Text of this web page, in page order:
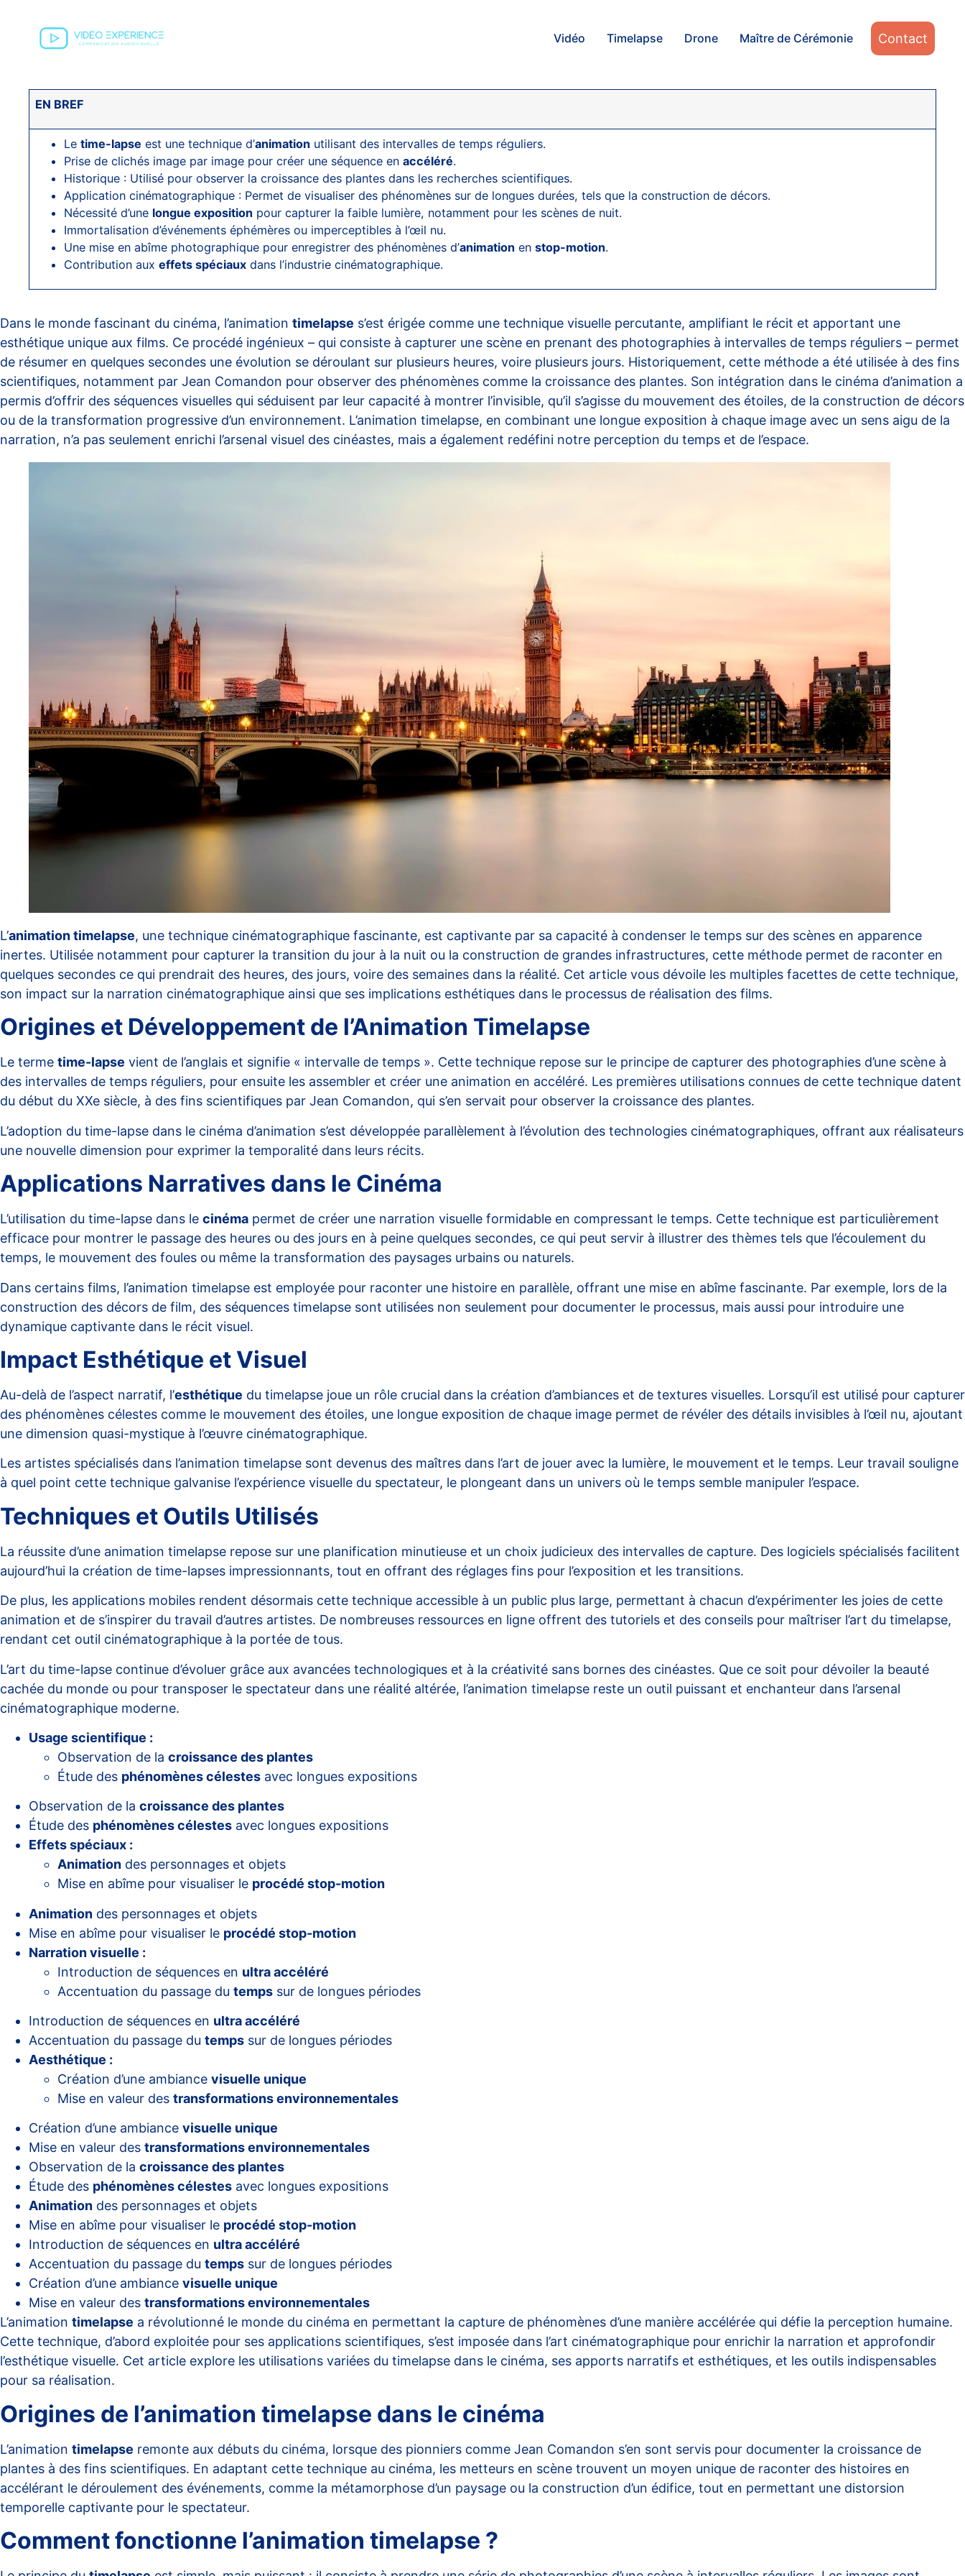
Vidéo Timelapse Drone Maître de Cérémonie Contact
EN BREF
Letime-lapse est une technique d’animation utilisant des intervalles de temps réguliers.
Prise de clichés image par image pour créer une séquence enaccéléré.
Historique : Utilisé pour observer la croissance des plantes dans les recherches scientifiques.
Application cinématographique : Permet de visualiser des phénomènes sur de longues durées, tels que la construction de décors.
Nécessité d’une longue exposition pour capturer la faible lumière, notamment pour les scènes de nuit.
Immortalisation d’événements éphémères ou imperceptibles à l’œil nu.
Une mise en abîme photographique pour enregistrer des phénomènes d’animation enstop-motion.
Contribution auxeffets spéciaux dans l’industrie cinématographique.
Dans le monde fascinant du cinéma, l’animation timelapse s’est érigée comme une technique visuelle percutante, amplifiant le récit et apportant une
esthétique unique aux films. Ce procédé ingénieux – qui consiste à capturer une scène en prenant des photographies à intervalles de temps réguliers – permet
de résumer en quelques secondes une évolution se déroulant sur plusieurs heures, voire plusieurs jours. Historiquement, cette méthode a été utilisée à des fins
scientifiques, notamment par Jean Comandon pour observer des phénomènes comme la croissance des plantes. Son intégration dans le cinéma d’animation a
permis d’offrir des séquences visuelles qui séduisent par leur capacité à montrer l’invisible, qu’il s’agisse du mouvement des étoiles, de la construction de décors
ou de la transformation progressive d’un environnement. L’animation timelapse, en combinant une longue exposition à chaque image avec un sens aigu de la
narration, n’a pas seulement enrichi l’arsenal visuel des cinéastes, mais a également redéfini notre perception du temps et de l’espace.
L’animation timelapse, une technique cinématographique fascinante, est captivante par sa capacité à condenser le temps sur des scènes en apparence
inertes. Utilisée notamment pour capturer la transition du jour à la nuit ou la construction de grandes infrastructures, cette méthode permet de raconter en
quelques secondes ce qui prendrait des heures, des jours, voire des semaines dans la réalité. Cet article vous dévoile les multiples facettes de cette technique,
son impact sur la narration cinématographique ainsi que ses implications esthétiques dans le processus de réalisation des films.
Origines et Développement de l’Animation Timelapse
Le terme time-lapse vient de l’anglais et signifie « intervalle de temps ». Cette technique repose sur le principe de capturer des photographies d’une scène à
des intervalles de temps réguliers, pour ensuite les assembler et créer une animation en accéléré. Les premières utilisations connues de cette technique datent
du début du XXe siècle, à des fins scientifiques par Jean Comandon, qui s’en servait pour observer la croissance des plantes.
L’adoption du time-lapse dans le cinéma d’animation s’est développée parallèlement à l’évolution des technologies cinématographiques, offrant aux réalisateurs
une nouvelle dimension pour exprimer la temporalité dans leurs récits.
Applications Narratives dans le Cinéma
L’utilisation du time-lapse dans le cinéma permet de créer une narration visuelle formidable en compressant le temps. Cette technique est particulièrement
efficace pour montrer le passage des heures ou des jours en à peine quelques secondes, ce qui peut servir à illustrer des thèmes tels que l’écoulement du
temps, le mouvement des foules ou même la transformation des paysages urbains ou naturels.
Dans certains films, l’animation timelapse est employée pour raconter une histoire en parallèle, offrant une mise en abîme fascinante. Par exemple, lors de la
construction des décors de film, des séquences timelapse sont utilisées non seulement pour documenter le processus, mais aussi pour introduire une
dynamique captivante dans le récit visuel.
Impact Esthétique et Visuel
Au-delà de l’aspect narratif, l’esthétique du timelapse joue un rôle crucial dans la création d’ambiances et de textures visuelles. Lorsqu’il est utilisé pour capturer
des phénomènes célestes comme le mouvement des étoiles, une longue exposition de chaque image permet de révéler des détails invisibles à l’œil nu, ajoutant
une dimension quasi-mystique à l’œuvre cinématographique.
Les artistes spécialisés dans l’animation timelapse sont devenus des maîtres dans l’art de jouer avec la lumière, le mouvement et le temps. Leur travail souligne
à quel point cette technique galvanise l’expérience visuelle du spectateur, le plongeant dans un univers où le temps semble manipuler l’espace.
Techniques et Outils Utilisés
La réussite d’une animation timelapse repose sur une planification minutieuse et un choix judicieux des intervalles de capture. Des logiciels spécialisés facilitent
aujourd’hui la création de time-lapses impressionnants, tout en offrant des réglages fins pour l’exposition et les transitions.
De plus, les applications mobiles rendent désormais cette technique accessible à un public plus large, permettant à chacun d’expérimenter les joies de cette
animation et de s’inspirer du travail d’autres artistes. De nombreuses ressources en ligne offrent des tutoriels et des conseils pour maîtriser l’art du timelapse,
rendant cet outil cinématographique à la portée de tous.
L’art du time-lapse continue d’évoluer grâce aux avancées technologiques et à la créativité sans bornes des cinéastes. Que ce soit pour dévoiler la beauté
cachée du monde ou pour transposer le spectateur dans une réalité altérée, l’animation timelapse reste un outil puissant et enchanteur dans l’arsenal
cinématographique moderne.
Usage scientifique :
Observation de la croissance des plantes
Étude des phénomènes célestes avec longues expositions
Observation de la croissance des plantes
Étude des phénomènes célestes avec longues expositions
Effets spéciaux :
Animation des personnages et objets
Mise en abîme pour visualiser le procédé stop-motion
Animation des personnages et objets
Mise en abîme pour visualiser le procédé stop-motion
Narration visuelle :
Introduction de séquences en ultra accéléré
Accentuation du passage du temps sur de longues périodes
Introduction de séquences en ultra accéléré
Accentuation du passage du temps sur de longues périodes
Aesthétique :
Création d’une ambiance visuelle unique
Mise en valeur des transformations environnementales
Création d’une ambiance visuelle unique
Mise en valeur des transformations environnementales
Observation de la croissance des plantes
Étude des phénomènes célestes avec longues expositions
Animation des personnages et objets
Mise en abîme pour visualiser le procédé stop-motion
Introduction de séquences en ultra accéléré
Accentuation du passage du temps sur de longues périodes
Création d’une ambiance visuelle unique
Mise en valeur des transformations environnementales
L’animation timelapse a révolutionné le monde du cinéma en permettant la capture de phénomènes d’une manière accélérée qui défie la perception humaine.
Cette technique, d’abord exploitée pour ses applications scientifiques, s’est imposée dans l’art cinématographique pour enrichir la narration et approfondir
l’esthétique visuelle. Cet article explore les utilisations variées du timelapse dans le cinéma, ses apports narratifs et esthétiques, et les outils indispensables
pour sa réalisation.
Origines de l’animation timelapse dans le cinéma
L’animation timelapse remonte aux débuts du cinéma, lorsque des pionniers comme Jean Comandon s’en sont servis pour documenter la croissance de
plantes à des fins scientifiques. En adaptant cette technique au cinéma, les metteurs en scène trouvent un moyen unique de raconter des histoires en
accélérant le déroulement des événements, comme la métamorphose d’un paysage ou la construction d’un édifice, tout en permettant une distorsion
temporelle captivante pour le spectateur.
Comment fonctionne l’animation timelapse ?